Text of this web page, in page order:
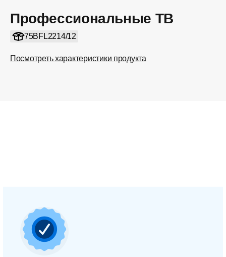
Профессиональные ТВ
75BFL2214/12
Посмотреть характеристики продукта